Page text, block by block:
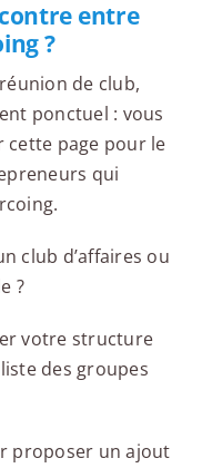
entre
?
de club,
ponctuel : vous
cette page pour le
qui
club d’affaires ou
?
votre structure
des groupes
proposer un ajout